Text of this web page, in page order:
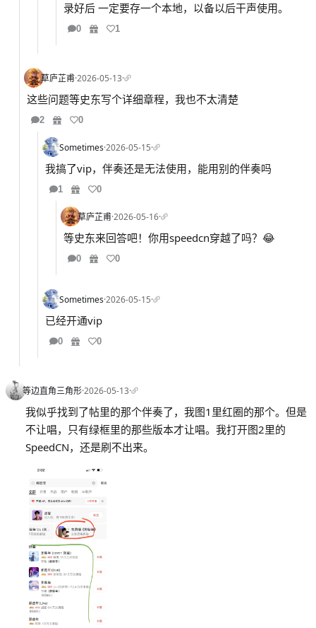
录好后 一定要存一个本地，以备以后干声使用。
0 1
草庐芷甫·2026-05-13·
这些问题等史东写个详细章程，我也不太清楚
2 0
Sometimes·2026-05-15·
我搞了vip，伴奏还是无法使用，能用别的伴奏吗
1 0
草庐芷甫·2026-05-16·
等史东来回答吧！你用speedcn穿越了吗？😂
0 0
Sometimes·2026-05-15·
已经开通vip
0 0
等边直角三角形·2026-05-13·
我似乎找到了帖里的那个伴奏了，我图1里红圈的那个。但是
不让唱，只有绿框里的那些版本才让唱。我打开图2里的
SpeedCN，还是刷不出来。